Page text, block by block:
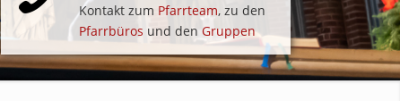
Kontakt zum Pfarrteam, zu den
Pfarrbüros und denGruppen